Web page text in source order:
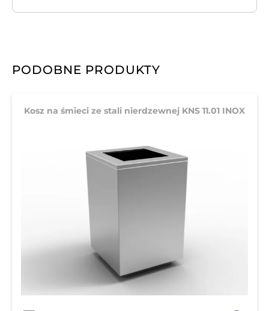
PODOBNE PRODUKTY
Kosz na śmieci ze stali nierdzewnej KNS 11.01 INOX